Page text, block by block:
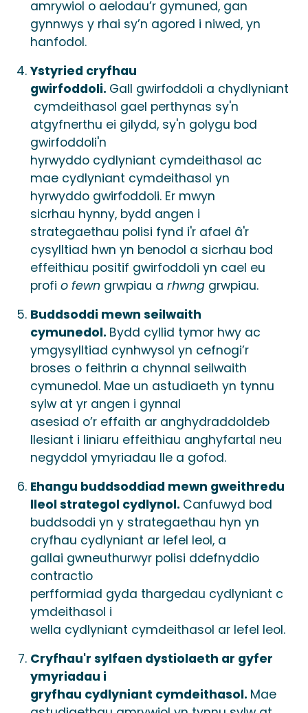
amrywiol o aelodau’r gymuned, gan
gynnwys y rhai sy’n agored i niwed, yn
hanfodol.
Ystyried cryfhau
gwirfoddoli. Gall gwirfoddoli a chydlyniant
cymdeithasol gael perthynas sy'n
atgyfnerthu ei gilydd, sy'n golygu bod
gwirfoddoli'n
hyrwyddo cydlyniant cymdeithasol ac
mae cydlyniant cymdeithasol yn
hyrwyddo gwirfoddoli. Er mwyn
sicrhau hynny, bydd angen i
strategaethau polisi fynd i'r afael â'r
cysylltiad hwn yn benodol a sicrhau bod
effeithiau positif gwirfoddoli yn cael eu
profi o fewn grwpiau a rhwng grwpiau.
Buddsoddi mewn seilwaith
cymunedol. Bydd cyllid tymor hwy ac
ymgysylltiad cynhwysol yn cefnogi’r
broses o feithrin a chynnal seilwaith
cymunedol. Mae un astudiaeth yn tynnu
sylw at yr angen i gynnal
asesiad o’r effaith ar anghydraddoldeb
llesiant i liniaru effeithiau anghyfartal neu
negyddol ymyriadau lle a gofod.
Ehangu buddsoddiad mewn gweithredu
lleol strategol cydlynol. Canfuwyd bod
buddsoddi yn y strategaethau hyn yn
cryfhau cydlyniant ar lefel leol, a
gallai gwneuthurwyr polisi ddefnyddio
contractio
perfformiad gyda thargedau cydlyniant c
ymdeithasol i
wella cydlyniant cymdeithasol ar lefel leol.
Cryfhau'r sylfaen dystiolaeth ar gyfer
ymyriadau i
gryfhau cydlyniant cymdeithasol. Mae